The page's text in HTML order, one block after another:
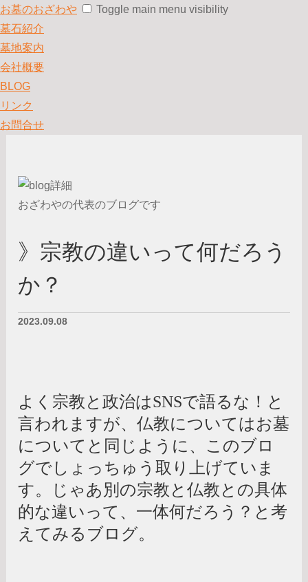
お墓のおざわや
Toggle main menu visibility
墓石紹介
墓地案内
会社概要
BLOG
リンク
お問合せ
おざわやの代表のブログです
》宗教の違いって何だろう
か？
2023.09.08
よく宗教と政治はSNSで語るな！と
言われますが、仏教についてはお墓
についてと同じように、このブロ
グでしょっちゅう取り上げていま
す。じゃあ別の宗教と仏教との具体
的な違いって、一体何だろう？と考
えてみるブログ。